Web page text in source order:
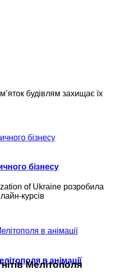
будівлям захищає їх
бізнесу
of Ukraine розробила
курсів
в анімації
Мелітополя